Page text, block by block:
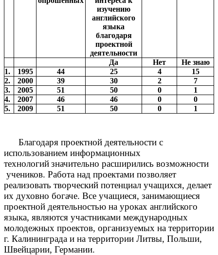
изучению
английского
языка
благодаря
проектной
деятельности
Да
Нет
Не знаю
1.
1995 44 25 4
15
2.
2000 39 30 2
7
3.
2005 51 50 0
1
4.
2007 46 46 0
0
5.
2009 51 50 0 1
Благодаря проектной деятельности с
использованием информационных
технологий значительно расширились возможности
учеников. Работа над проектами позволяет
реализовать творческий потенциал учащихся, делает
их духовно богаче. Все учащиеся, занимающиеся
проектной деятельностью на уроках английского
языка, являются участниками международных
молодежных проектов, организуемых на территории
г. Калининграда и на территории Литвы, Польши,
Швейцарии, Германии.